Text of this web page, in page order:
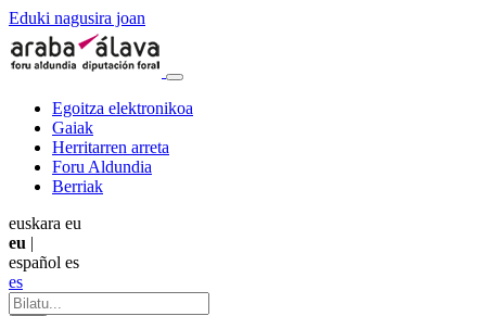
Eduki nagusira joan
Egoitza elektronikoa
Gaiak
Herritarren arreta
Foru Aldundia
Berriak
euskara eu
eu |
español es
es